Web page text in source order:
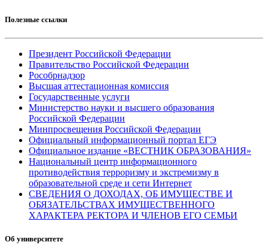
Полезные ссылки
Президент Российской Федерации
Правительство Российской Федерации
Рособрнадзор
Высшая аттестационная комиссия
Государственные услуги
Министерство науки и высшего образования
Российской Федерации
Минпросвещения Российской Федерации
Официальный информационный портал ЕГЭ
Официальное издание «ВЕСТНИК ОБРАЗОВАНИЯ»
Национальный центр информационного
противодействия терроризму и экстремизму в
образовательной среде и сети Интернет
СВЕДЕНИЯ О ДОХОДАХ, ОБ ИМУЩЕСТВЕ И
ОБЯЗАТЕЛЬСТВАХ ИМУЩЕСТВЕННОГО
ХАРАКТЕРА РЕКТОРА И ЧЛЕНОВ ЕГО СЕМЬИ
Об университете